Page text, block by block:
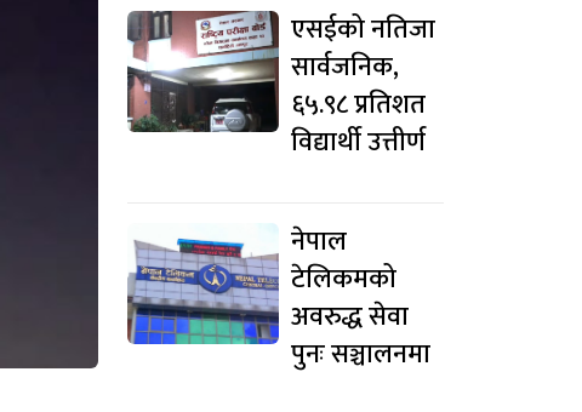
एसईको नतिजा
सार्वजनिक,
६५.९८ प्रतिशत
विद्यार्थी उत्तीर्ण
नेपाल
टेलिकमको
अवरुद्ध सेवा
पुनः सञ्चालनमा